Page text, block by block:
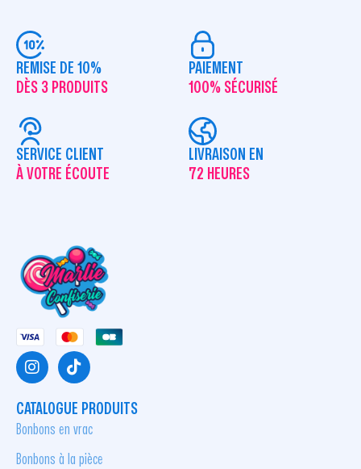
REMISE DE 10%
DÈS 3 PRODUITS
PAIEMENT
100% SÉCURISÉ
SERVICE CLIENT
À VOTRE ÉCOUTE
LIVRAISON EN
72 HEURES
CATALOGUE PRODUITS
Bonbons en vrac
Bonbons à la pièce